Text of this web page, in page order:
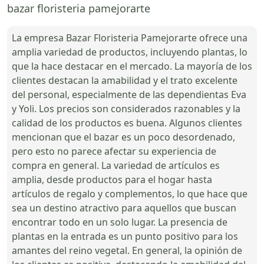
bazar floristeria pamejorarte
La empresa Bazar Floristeria Pamejorarte ofrece una
amplia variedad de productos, incluyendo plantas, lo
que la hace destacar en el mercado. La mayoría de los
clientes destacan la amabilidad y el trato excelente
del personal, especialmente de las dependientas Eva
y Yoli. Los precios son considerados razonables y la
calidad de los productos es buena. Algunos clientes
mencionan que el bazar es un poco desordenado,
pero esto no parece afectar su experiencia de
compra en general. La variedad de artículos es
amplia, desde productos para el hogar hasta
artículos de regalo y complementos, lo que hace que
sea un destino atractivo para aquellos que buscan
encontrar todo en un solo lugar. La presencia de
plantas en la entrada es un punto positivo para los
amantes del reino vegetal. En general, la opinión de